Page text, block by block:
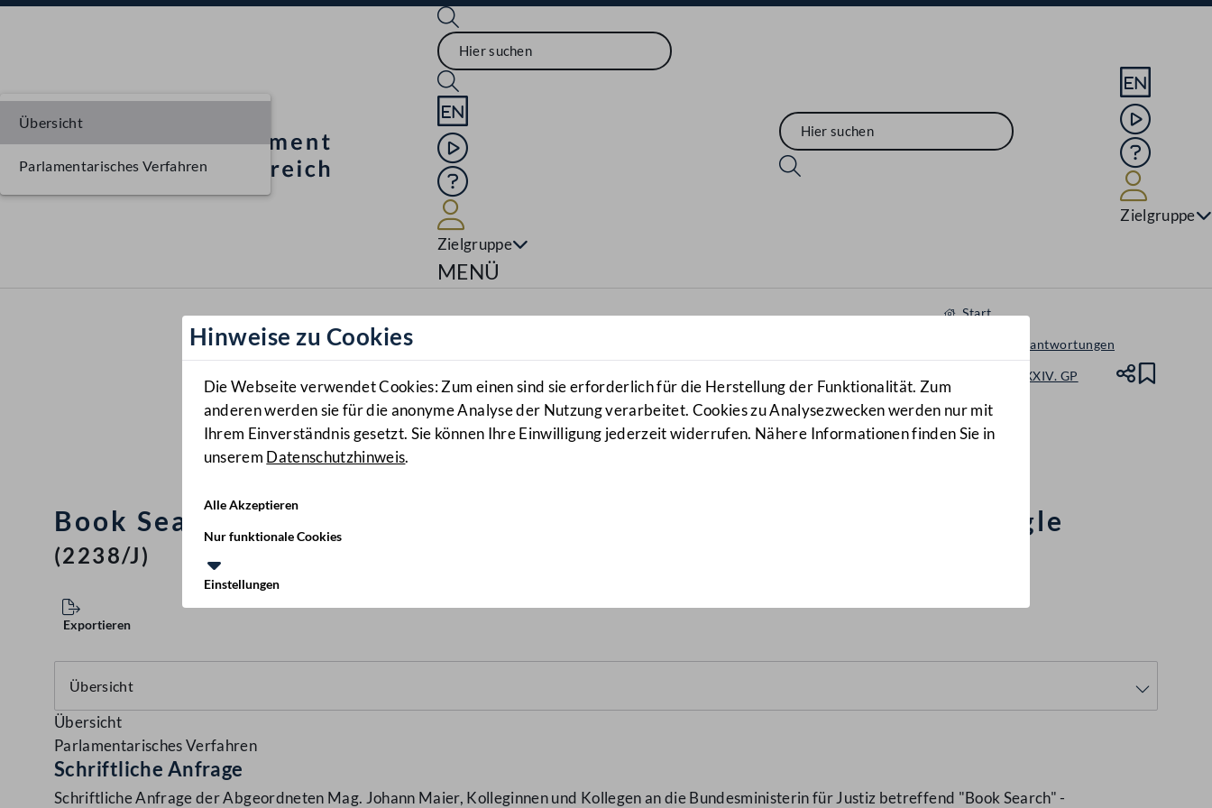
Sprache English
Mediathek
Hilfe
Zielgruppe
Navigationsmenü öffnen
MENÜ
Sprache
Mediathek
Hilfe
Zielgruppe
Hinweise zu Cookies
Die Webseite verwendet Cookies: Zum einen sind sie erforderlich für die Herstellung der Funktionalität. Zum
anderen werden sie für die anonyme Analyse der Nutzung verarbeitet. Cookies zu Analysezwecken werden nur mit
Ihrem Einverständnis gesetzt. Sie können Ihre Einwilligung jederzeit widerrufen. Nähere Informationen finden Sie in
unserem Datenschutzhinweis.
Alle Akzeptieren
Nur funktionale Cookies
Einstellungen
Start
Anfragen & Beantwortungen
Nationalrat - XXIV. GP
Anfragen
2238/J
Book Search - Urheberrechtsverletzungen - Massive Kritik an Google
(2238/J)
Exportieren
Übersicht
Parlamentarisches Verfahren
Übersicht
Parlamentarisches Verfahren
Schriftliche Anfrage
Schriftliche Anfrage der Abgeordneten Mag. Johann Maier, Kolleginnen und Kollegen an die Bundesministerin für Justiz betreffend "Book Search" -